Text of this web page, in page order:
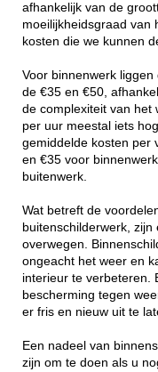
afhankelijk van de
moeilijkheidsgraad van
kosten die we kunnen
Voor binnenwerk
de €35 en €50,
de complexiteit van het
per uur meestal iets
gemiddelde kosten per
en €35 voor
buitenwerk.
Wat betreft de
buitenschilderwerk,
overwegen.
ongeacht het weer en
interieur te verbeteren.
bescherming tegen
er fris en nieuw uit te
Een nadeel van
zijn om te doen als u